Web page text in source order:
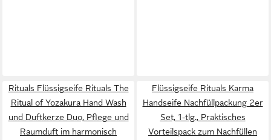
Rituals Flüssigseife Rituals The
Ritual of Yozakura Hand Wash
und Duftkerze Duo, Pflege und
Raumduft im harmonisch
Flüssigseife Rituals Karma
Handseife Nachfüllpackung 2er
Set, 1-tlg., Praktisches
Vorteilspack zum Nachfüllen